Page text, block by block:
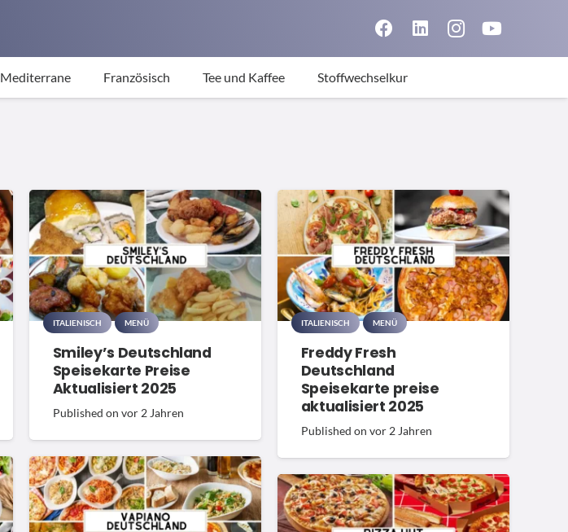
Mediterrane Französisch Tee und Kaffee Stoffwechselkur
ITALIENISCH MENÜ
Smiley’s Deutschland
Speisekarte Preise
Aktualisiert 2025
Published on vor 2 Jahren
ITALIENISCH MENÜ
Freddy Fresh
Deutschland
Speisekarte preise
aktualisiert 2025
Published on vor 2 Jahren